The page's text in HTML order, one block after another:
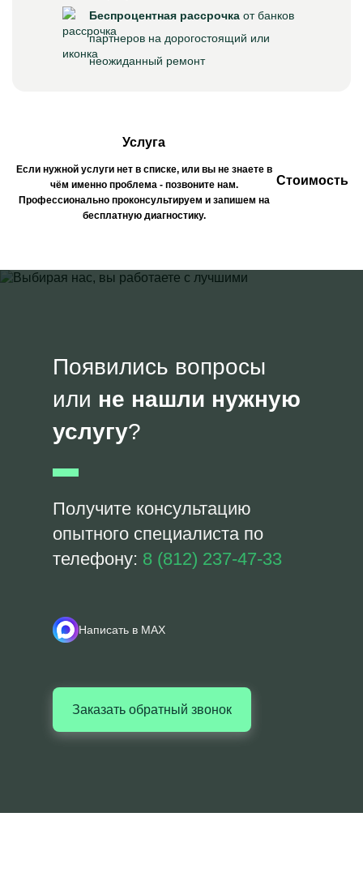
Беспроцентная рассрочка от банков
партнеров на дорогостоящий или
неожиданный ремонт
Услуга
Если нужной услуги нет в списке, или вы не знаете в
чём именно проблема - позвоните нам.
Профессионально проконсультируем и запишем на
бесплатную диагностику.
Стоимость
Появились вопросы
или не нашли нужную
услугу?
Получите консультацию
опытного специалиста по
телефону: 8 (812) 237-47-33
Написать в MAX
Заказать обратный звонок